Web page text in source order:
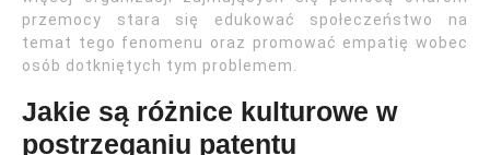
przemocy stara się edukować społeczeństwo na
temat tego fenomenu oraz promować empatię wobec
osób dotkniętych tym problemem.
Jakie są różnice kulturowe w
postrzeganiu patentu